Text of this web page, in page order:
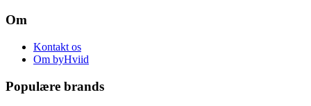
Om
Kontakt os
Om byHviid
Populære brands